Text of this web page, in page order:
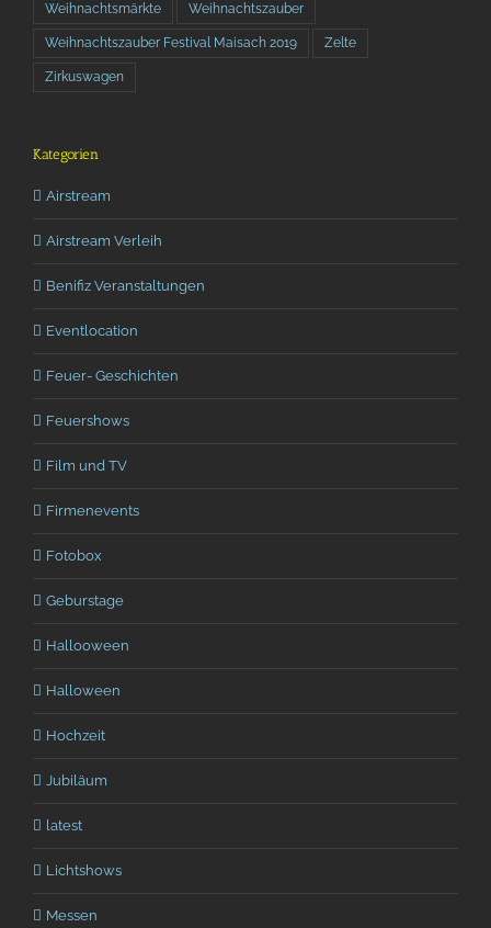
Weihnachtsmärkte Weihnachtszauber
Weihnachtszauber Festival Maisach 2019 Zelte
Zirkuswagen
Kategorien
Airstream
Airstream Verleih
Benifiz Veranstaltungen
Eventlocation
Feuer- Geschichten
Feuershows
Film und TV
Firmenevents
Fotobox
Geburstage
Hallooween
Halloween
Hochzeit
Jubiläum
latest
Lichtshows
Messen